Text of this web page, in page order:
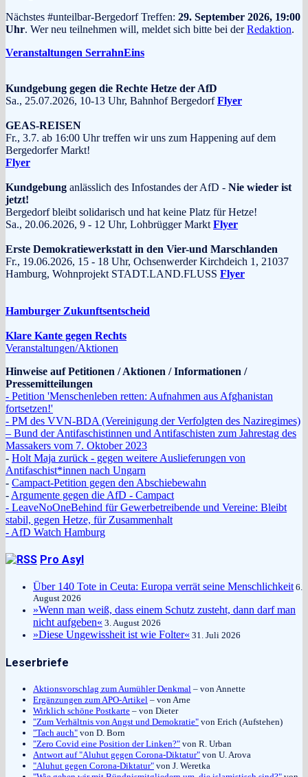
Nächstes #unteilbar-Bergedorf Treffen: 29. September 2026, 19:00
Uhr. Wer neu teilnehmen will, meldet sich bitte bei derRedaktion.
Veranstaltungen SerrahnEins
Kundgebung gegen die Rechte Hetze der AfD
Sa., 25.07.2026, 10-13 Uhr, Bahnhof BergedorfFlyer
GEAS-REISEN
Fr., 3.7. ab 16:00 Uhr treffen wir uns zum Happening auf dem
Bergedorfer Markt!
Flyer
Kundgebung anlässlich des Infostandes der AfD - Nie wieder ist
jetzt!
Bergedorf bleibt solidarisch und hat keine Platz für Hetze!
Sa., 20.06.2026, 9 - 12 Uhr, Lohbrügger Markt Flyer
Erste Demokratiewerkstatt in den Vier-und Marschlanden
Fr., 19.06.2026, 15 - 18 Uhr, Ochsenwerder Kirchdeich 1, 21037
Hamburg, Wohnprojekt STADT.LAND.FLUSS Flyer
Hamburger Zukunftsentscheid
Klare Kante gegen Rechts
Veranstaltungen/Aktionen
Hinweise auf Petitionen / Aktionen / Informationen /
Pressemitteilungen
- Petition 'Menschenleben retten: Aufnahmen aus Afghanistan
fortsetzen!'
- PM des VVN-BDA (Vereinigung der Verfolgten des Naziregimes)
– Bund der Antifaschistinnen und Antifaschisten zum Jahrestag des
Massakers vom 7. Oktober 2023
- Holt Maja zurück - gegen weitere Auslieferungen von
Antifaschist*innen nach Ungarn
- Campact-Petition gegen den Abschiebewahn
- Argumente gegen die AfD - Campact
- LeaveNoOneBehind für Gewerbetreibende und Vereine: Bleibt
stabil, gegen Hetze, für Zusammenhalt
- AfD Watch Hamburg
Pro Asyl
Über 140 Tote in Ceuta: Europa verrät seine Menschlichkeit 6.
August 2026
»Wenn man weiß, dass einem Schutz zusteht, dann darf man
nicht aufgeben« 3. August 2026
»Diese Ungewissheit ist wie Folter« 31. Juli 2026
Leserbriefe
Aktionsvorschlag zum Aumühler Denkmal – von Annette
Ergänzungen zum APO-Artikel – von Arne
Wirklich schöne Postkarte – von Dieter
"Zum Verhältnis von Angst und Demokratie" von Erich (Aufstehen)
"Tach auch" von D. Born
"Zero Covid eine Position der Linken?" von R. Urban
Antwort auf "Aluhut gegen Corona-Diktatur" von U. Arova
"Aluhut gegen Corona-Diktatur" von J. Weretka